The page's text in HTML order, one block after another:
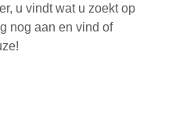
u vindt wat u zoekt op
nog aan en vind of